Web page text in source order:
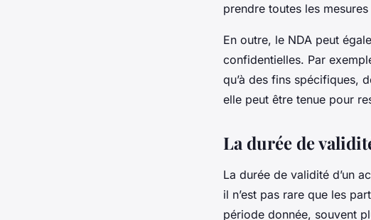
prendre toutes les
En outre, le NDA peut
confidentielles. Par
qu’à des fins spécifiques,
elle peut être tenue pour
La durée de
La durée de validité d’un
il n’est pas rare que les
période donnée, souvent